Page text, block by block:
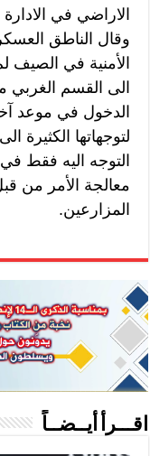
الاراضي في الادارة
وقال الناطق
الأمنية في الصيف
الى القسم الغربي
الدخول في موعد
لتوجهاتها الكثيرة
التوجه اليه فقط
معالجة الأمر من
المزارعين.
اقـــرأ أيــضــاً